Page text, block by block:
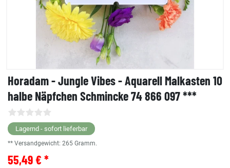
Horadam - Jungle Vibes - Aquarell Malkasten 10
halbe Näpfchen Schmincke 74 866 097 ***
Lagernd - sofort lieferbar
** Versandgewicht: 265 Gramm.
55,49 € *